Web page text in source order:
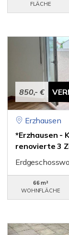
FLÄCHE
850,- €
Erzhausen
*Erzhausen -
renovierte 3
66 m²
WOHNFLÄCHE